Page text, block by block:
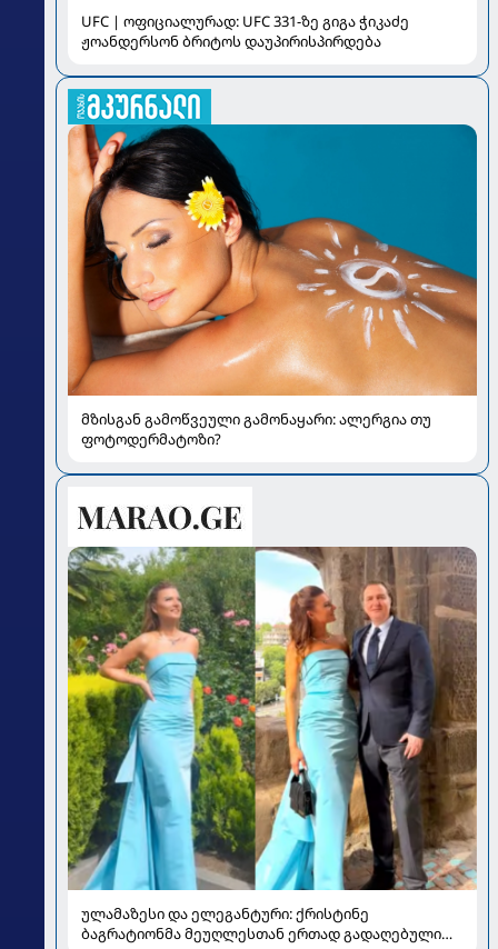
UFC | ოფიციალურად: UFC 331-ზე გიგა ჭიკაძე
ჟოანდერსონ ბრიტოს დაუპირისპირდება
მზისგან გამოწვეული გამონაყარი: ალერგია თუ
ფოტოდერმატოზი?
ულამაზესი და ელეგანტური: ქრისტინე
ბაგრატიონმა მეუღლესთან ერთად გადაღებული